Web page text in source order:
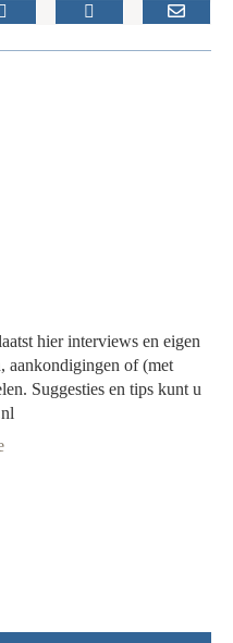
hier interviews en eigen
aankondigingen of (met
Suggesties en tips kunt u